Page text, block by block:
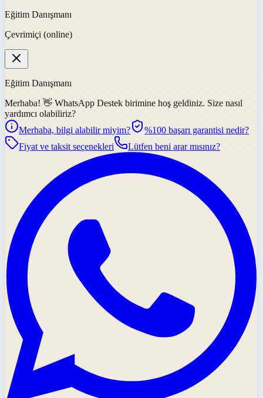
Eğitim Danışmanı
Çevrimiçi (online)
Eğitim Danışmanı
Merhaba! 👋 WhatsApp Destek birimine hoş geldiniz. Size nasıl
yardımcı olabiliriz?
Merhaba, bilgi alabilir miyim?
%100 başarı garantisi nedir?
Fiyat ve taksit seçenekleri
Lütfen beni arar mısınız?